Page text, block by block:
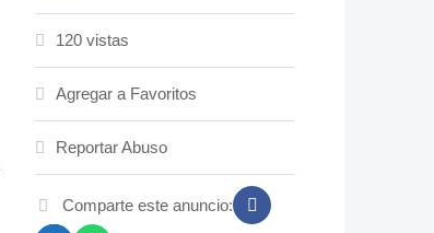
120 vistas
Agregar a Favoritos
Reportar Abuso
Comparte este anuncio: